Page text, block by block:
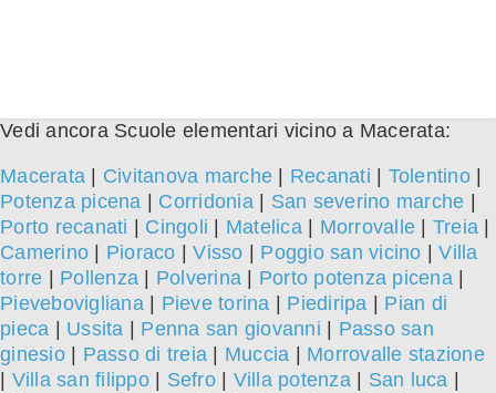
Vedi ancora Scuole elementari vicino a Macerata:
Macerata Civitanova marche Recanati Tolentino|
Potenza picena
Corridonia| San severino marche
Porto recanati
Cingoli Matelica| Morrovalle Treia
Camerino
Pioraco |Visso Poggio san vicino |Villa
torre
Pollenza Polverina Porto potenza picena|
Pievebovigliana| Pieve torina Piediripa
Pian di
pieca
Ussita Penna san giovanni
Passo san
ginesio| Passo di treia Muccia
Morrovalle stazione
Villa san filippo| Sefro| Villa potenza| San luca